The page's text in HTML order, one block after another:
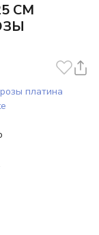
СМ
платина